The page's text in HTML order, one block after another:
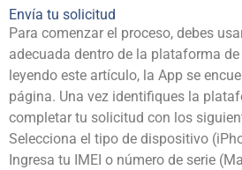
Envía tu solicitud
Para comenzar el proceso, debes
adecuada dentro de la plataforma
leyendo este artículo, la App se
página. Una vez identifiques la
completar tu solicitud con los
Selecciona el tipo de dispositivo
Ingresa tu IMEI o número de serie